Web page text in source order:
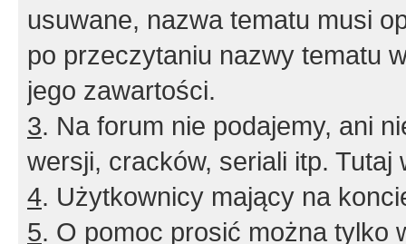
usuwane, nazwa tematu musi
po przeczytaniu nazwy tematu
jego zawartości.
3. Na forum nie podajemy, ani
wersji, cracków, seriali itp. Tutaj
4. Użytkownicy mający na
5. O pomoc prosić można tylko